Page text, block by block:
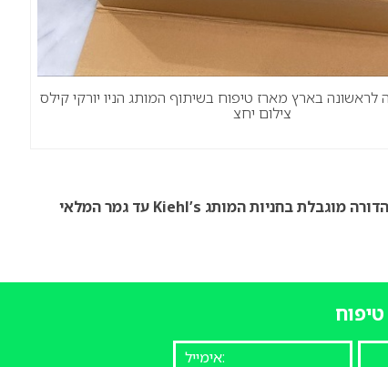
לראשונה בארץ מארז טיפוח בשיתוף המותג הניו יורקי קילס
צילום יחצ
מוגבלת בחניות המותג Kiehl’s עד גמר המלאי